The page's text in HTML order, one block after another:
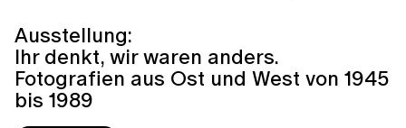
Ausstellung:
Ihr denkt, wir waren anders.
Fotografien aus Ost und West von 1945
bis 1989